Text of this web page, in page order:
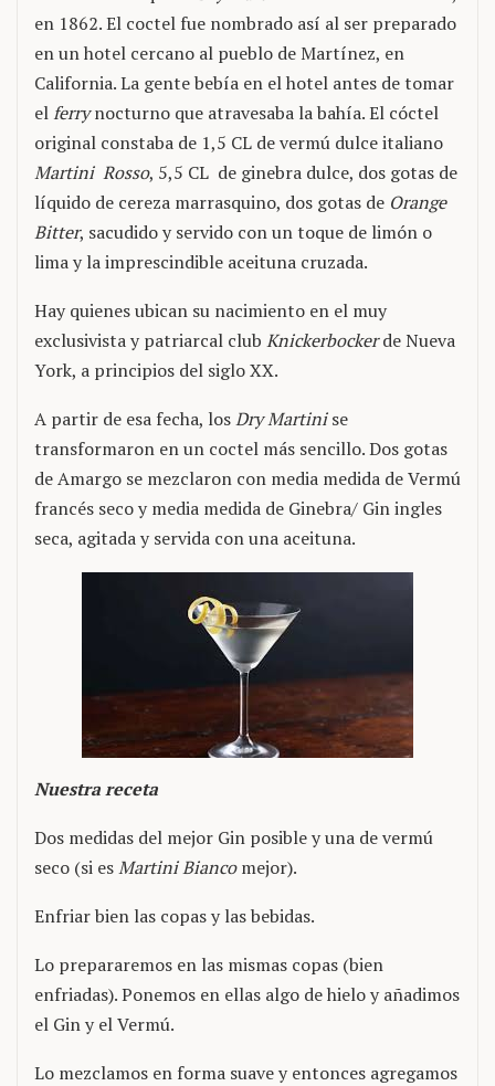
en 1862. El coctel fue nombrado así al ser preparado
en un hotel cercano al pueblo de Martínez, en
California. La gente bebía en el hotel antes de tomar
elferrynocturno que atravesaba la bahía. El cóctel
original constaba de 1,5 CL de vermú dulce italiano
Martini Rosso, 5,5 CL de ginebra dulce, dos gotas de
líquido de cereza marrasquino, dos gotas de Orange
Bitter, sacudido y servido con un toque de limón o
lima y la imprescindible aceituna cruzada.
Hay quienes ubican su nacimiento en el muy
exclusivista y patriarcal club Knickerbockerde Nueva
York, a principios del siglo XX.
A partir de esa fecha, losDry Martinise
transformaron en un coctel más sencillo. Dos gotas
de Amargo se mezclaron con media medida de Vermú
francés seco y media medida de Ginebra/ Gin ingles
seca, agitada y servida con una aceituna.
Nuestra receta
Dos medidas del mejor Gin posible y una de vermú
seco (si esMartini Biancomejor).
Enfriar bien las copas y las bebidas.
Lo prepararemos en las mismas copas (bien
enfriadas). Ponemos en ellas algo de hielo y añadimos
el Gin y el Vermú.
Lo mezclamos en forma suave y entonces agregamos